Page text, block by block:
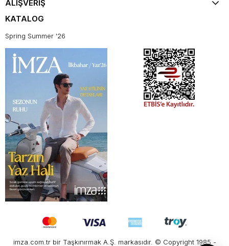
ALIŞVERİŞ
KATALOG
Spring Summer '26
imza.com.tr bir Taşkınırmak A.Ş. markasıdır. © Copyright 1985 -